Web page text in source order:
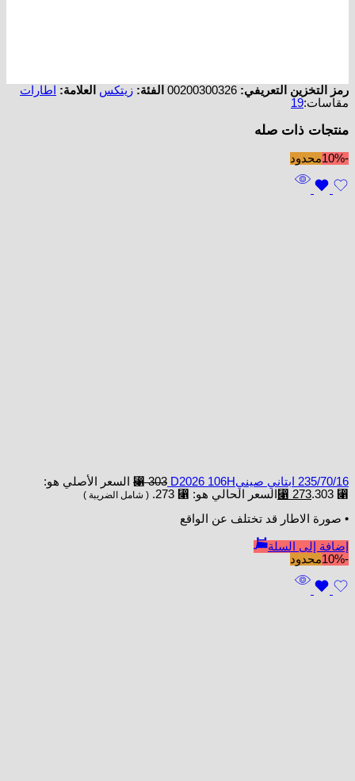
رمز التخزين التعريفي: 00200300326 الفئة: زيتكس العلامة: اطارات
مقاسات:19
منتجات ذات صله
-10% محدود
235/70/16 ابتاني صينيD2026 106H ⃁303
السعر الأصلي هو:
⃁ 303.
⃁ 273 السعر الحالي هو: ⃁ 273. ( شامل الضريبة )
• صورة الاطار قد تختلف عن الواقع
إضافة إلى السلة
-10%
محدود